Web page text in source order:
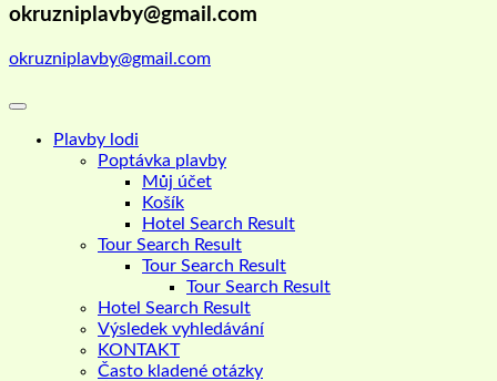
okruzniplavby@gmail.com
okruzniplavby@gmail.com
Plavby lodi
Poptávka plavby
Můj účet
Košík
Hotel Search Result
Tour Search Result
Tour Search Result
Tour Search Result
Hotel Search Result
Výsledek vyhledávání
KONTAKT
Často kladené otázky